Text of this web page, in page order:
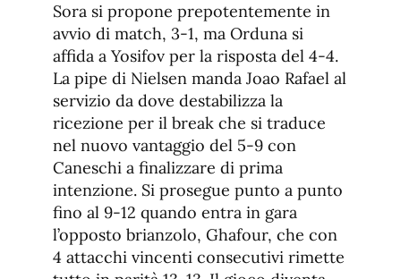
Sora si propone prepotentemente in
avvio di match, 3-1, ma Orduna si
affida a Yosifov per la risposta del 4-4.
La pipe di Nielsen manda Joao Rafael al
servizio da dove destabilizza la
ricezione per il break che si traduce
nel nuovo vantaggio del 5-9 con
Caneschi a finalizzare di prima
intenzione. Si prosegue punto a punto
fino al 9-12 quando entra in gara
l’opposto brianzolo, Ghafour, che con
4 attacchi vincenti consecutivi rimette